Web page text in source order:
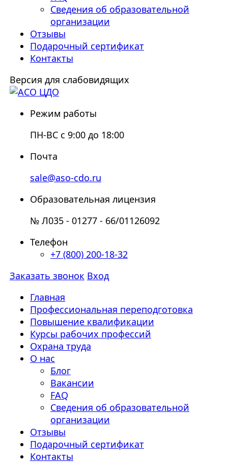
Сведения об образовательной
организации
Отзывы
Подарочный сертификат
Контакты
Версия для слабовидящих
Режим работы
ПН-ВС с 9:00 до 18:00
Почта
sale@aso-cdo.ru
Образовательная лицензия
№ Л035 - 01277 - 66/01126092
Телефон
+7 (800) 200-18-32
Заказать звонок Вход
Главная
Профессиональная переподготовка
Повышение квалификации
Курсы рабочих профессий
Охрана труда
О нас
Блог
Вакансии
FAQ
Сведения об образовательной
организации
Отзывы
Подарочный сертификат
Контакты